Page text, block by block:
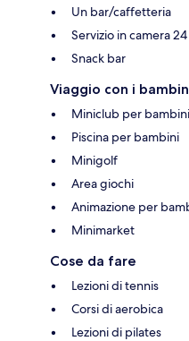
Un bar/caffetteria
Servizio in camera
Snack bar
Viaggio con i
Miniclub per
Piscina per bambini
Minigolf
Area giochi
Animazione per
Minimarket
Cose da fare
Lezioni di tennis
Corsi di aerobica
Lezioni di pilates